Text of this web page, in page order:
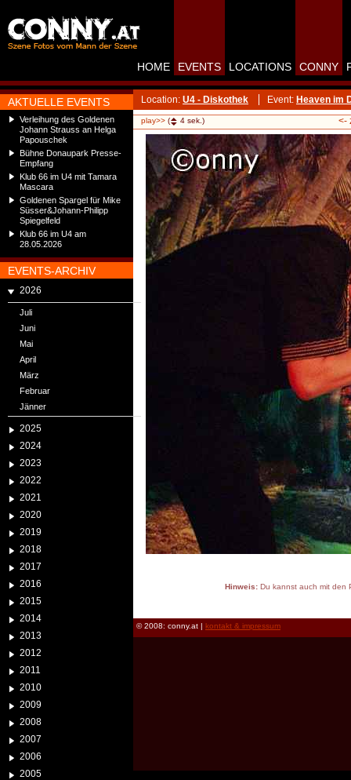
AKTUELLE EVENTS
Verleihung des Goldenen
Johann Strauss an Helga
Papouschek
Bühne Donaupark Presse-
Empfang
Klub 66 im U4 mit Tamara
Mascara
Goldenen Spargel für Mike
Süsser&Johann-Philipp
Spiegelfeld
Klub 66 im U4 am
28.05.2026
EVENTS-ARCHIV
2026
Juli
Juni
Mai
April
März
Februar
Jänner
2025
2024
2023
2022
2021
2020
2019
2018
2017
2016
2015
2014
2013
2012
2011
2010
2009
2008
2007
2006
2005
HOME EVENTS LOCATIONS CONNY
Location: U4 - Diskothek Event: Heaven im
play>> ( 4 sek.) <-
Hinweis:Du kannst auch mit den
© 2008: conny.at | kontakt & impressum